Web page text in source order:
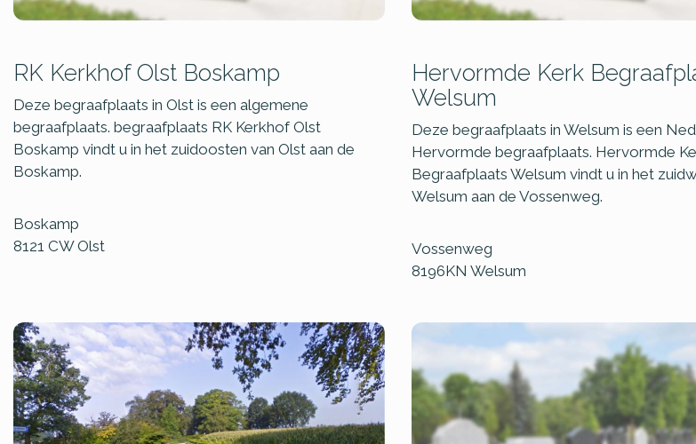
RK Kerkhof Olst Boskamp
Deze begraafplaats in Olst is een algemene
begraafplaats. begraafplaats RK Kerkhof Olst
Boskamp vindt u in het zuidoosten van Olst aan de
Boskamp.
Boskamp
8121 CW Olst
Hervormde Kerk
Welsum
Deze begraafplaats in Welsum is een
Hervormde begraafplaats. Hervormde
Begraafplaats Welsum vindt u in het
Welsum aan de Vossenweg.
Vossenweg
8196KN Welsum